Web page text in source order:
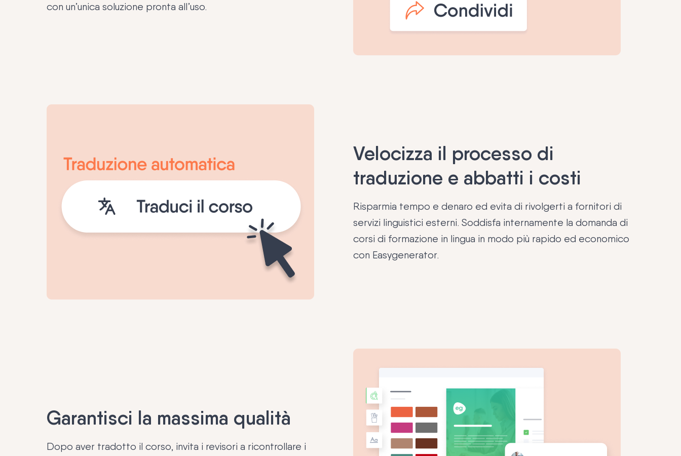
con un’unica soluzione pronta all’uso.
Velocizza il processo di
traduzione e abbatti i costi
Risparmia tempo e denaro ed evita di rivolgerti a fornitori di
servizi linguistici esterni. Soddisfa internamente la domanda di
corsi di formazione in lingua in modo più rapido ed economico
con Easygenerator.
Garantisci la massima qualità
Dopo aver tradotto il corso, invita i revisori a ricontrollare i